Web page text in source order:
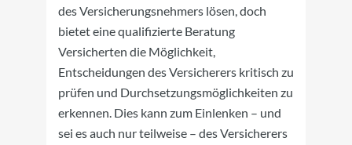
des Versicherungsnehmers lösen, doch
bietet eine qualifizierte Beratung
Versicherten die Möglichkeit,
Entscheidungen des Versicherers kritisch zu
prüfen und Durchsetzungsmöglichkeiten zu
erkennen. Dies kann zum Einlenken – und
sei es auch nur teilweise – des Versicherers